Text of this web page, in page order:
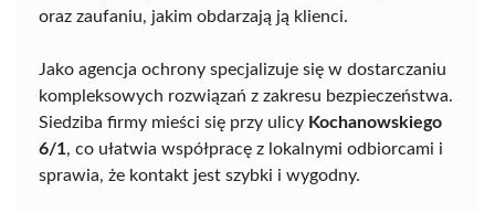
oraz zaufaniu, jakim obdarzają ją klienci.
Jako agencja ochrony specjalizuje się w dostarczaniu
kompleksowych rozwiązań z zakresu bezpieczeństwa.
Siedziba firmy mieści się przy ulicy Kochanowskiego
6/1, co ułatwia współpracę z lokalnymi odbiorcami i
sprawia, że kontakt jest szybki i wygodny.